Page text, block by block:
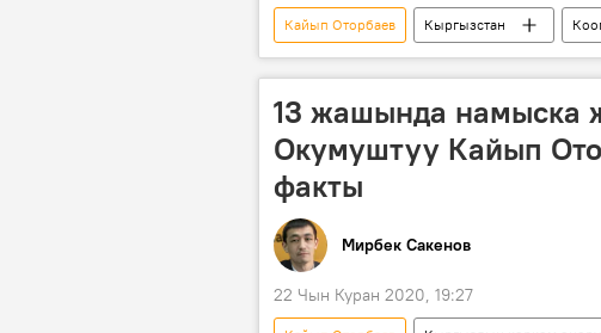
Кайып Оторбаев Кыргызстан
Сүрөт түрмөк
13 жашында намыска
Окумуштуу Кайып
факты
Мирбек Сакенов
22 Чын Куран 2020, 19:27